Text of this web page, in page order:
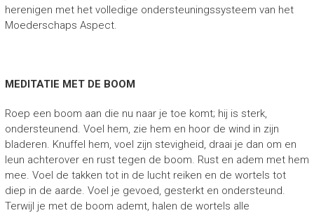
herenigen met het volledige ondersteuningssysteem van het
Moederschaps Aspect.
MEDITATIE MET DE BOOM
Roep een boom aan die nu naar je toe komt; hij is sterk,
ondersteunend. Voel hem, zie hem en hoor de wind in zijn
bladeren. Knuffel hem, voel zijn stevigheid, draai je dan om en
leun achterover en rust tegen de boom. Rust en adem met hem
mee. Voel de takken tot in de lucht reiken en de wortels tot
diep in de aarde. Voel je gevoed, gesterkt en ondersteund.
Terwijl je met de boom ademt, halen de wortels alle